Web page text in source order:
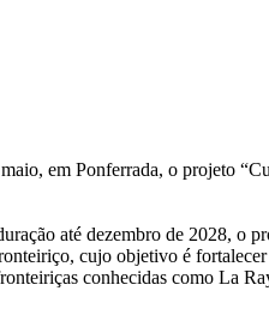
em Ponferrada, o projeto
até dezembro de 2028,
cujo objetivo é
conhecidas como La